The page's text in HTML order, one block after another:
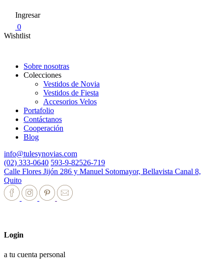
Ingresar
0
Wishtlist
Sobre nosotras
Colecciones
Vestidos de Novia
Vestidos de Fiesta
Accesorios Velos
Portafolio
Contáctanos
Cooperación
Blog
info@tulesynovias.com
(02) 333-0640 593-9-82526-719
Calle Flores Jijón 286 y Manuel Sotomayor, Bellavista Canal 8,
Quito
Login
a tu cuenta personal